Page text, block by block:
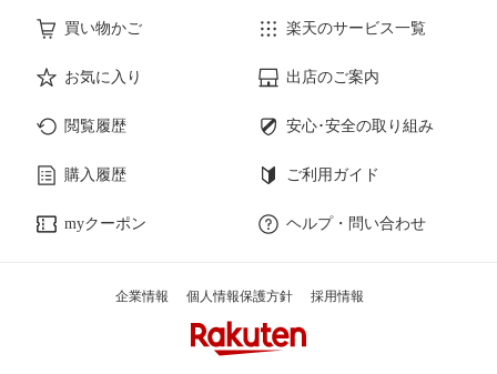
買い物かご 楽天のサービス一覧
お気に入り 出店のご案内
閲覧履歴 安心･安全の取り組み
購入履歴 ご利用ガイド
myクーポン ヘルプ・問い合わせ
企業情報 個人情報保護方針 採用情報